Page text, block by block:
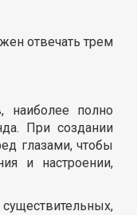
отвечать трем
наиболее полно
При создании
глазами, чтобы
и настроении,